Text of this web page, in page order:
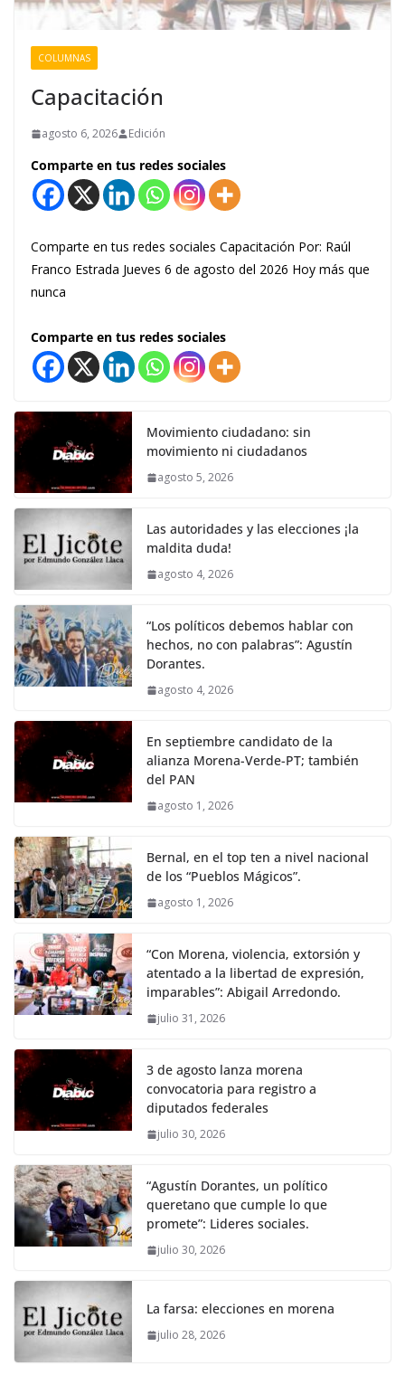
COLUMNAS
Capacitación
agosto 6, 2026 Edición
Comparte en tus redes sociales
Comparte en tus redes sociales Capacitación Por: Raúl
Franco Estrada Jueves 6 de agosto del 2026 Hoy más que
nunca
Comparte en tus redes sociales
Movimiento ciudadano: sin
movimiento ni ciudadanos
agosto 5, 2026
Las autoridades y las elecciones ¡la
maldita duda!
agosto 4, 2026
“Los políticos debemos hablar con
hechos, no con palabras”: Agustín
Dorantes.
agosto 4, 2026
En septiembre candidato de la
alianza Morena-Verde-PT; también
del PAN
agosto 1, 2026
Bernal, en el top ten a nivel nacional
de los “Pueblos Mágicos”.
agosto 1, 2026
“Con Morena, violencia, extorsión y
atentado a la libertad de expresión,
imparables”: Abigail Arredondo.
julio 31, 2026
3 de agosto lanza morena
convocatoria para registro a
diputados federales
julio 30, 2026
“Agustín Dorantes, un político
queretano que cumple lo que
promete”: Lideres sociales.
julio 30, 2026
La farsa: elecciones en morena
julio 28, 2026